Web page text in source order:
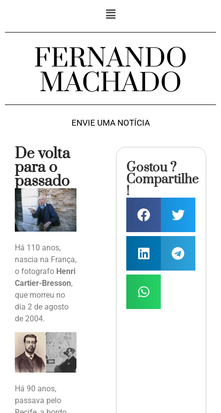
FERNANDO
MACHADO
ENVIE UMA NOTÍCIA
De volta
para o
passado
Há 110 anos,
nascia na França,
o fotografo Henri
Cartier-Bresson,
que morreu no
dia 2 de agosto
de 2004.
Há 90 anos,
passava pelo
Gostou ?
Compartilhe
!